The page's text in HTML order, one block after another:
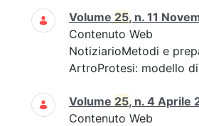
Volume 25, n. 11
Contenuto Web
NotiziarioMetodi e
ArtroProtesi: modello
Volume 25, n. 4 Aprile
Contenuto Web